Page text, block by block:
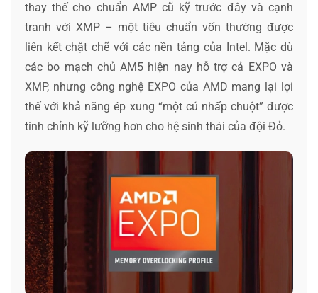
thay thế cho chuẩn AMP cũ kỹ trước đây và cạnh
tranh với XMP – một tiêu chuẩn vốn thường được
liên kết chặt chẽ với các nền tảng của Intel. Mặc dù
các bo mạch chủ AM5 hiện nay hỗ trợ cả EXPO và
XMP, nhưng công nghệ EXPO của AMD mang lại lợi
thế với khả năng ép xung “một cú nhấp chuột” được
tinh chỉnh kỹ lưỡng hơn cho hệ sinh thái của đội Đỏ.